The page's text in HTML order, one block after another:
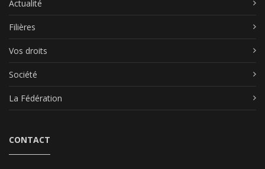
Actualité
Filières
Vos droits
Société
La Fédération
CONTACT